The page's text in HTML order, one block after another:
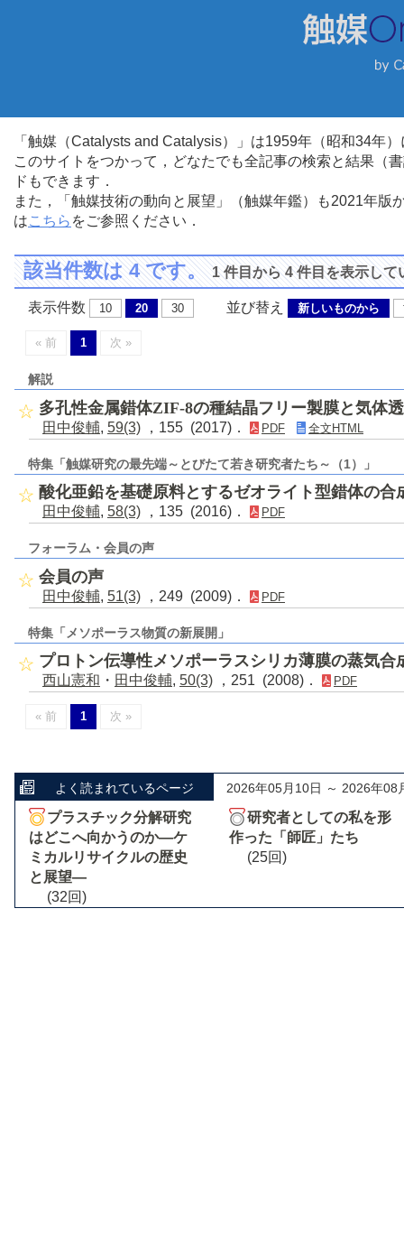
「触媒（Catalysts and Catalysis）」は1959年（昭和34年
このサイトをつかって，どなたでも全記事の検索と結果（
ドもできます．
また，「触媒技術の動向と展望」（触媒年鑑）も2021年
はこちら をご参照ください．
該当件数は 4 です。1 件目から 4 件目を表示して
表示件数 10 20 30 並び替え 新しいものから
« 前 1 次 »
解説
多孔性金属錯体ZIF-8の種結晶フリー製膜と気体
田中俊輔, 59(3) ，155 (2017)． PDF 全文HTML
特集「触媒研究の最先端～とびたて若き研究者たち～（1）」
酸化亜鉛を基礎原料とするゼオライト型錯体の合
田中俊輔, 58(3) ，135 (2016)． PDF
フォーラム・会員の声
会員の声
田中俊輔, 51(3) ，249 (2009)． PDF
特集「メソポーラス物質の新展開」
プロトン伝導性メソポーラスシリカ薄膜の蒸気合
西山憲和 ・ 田中俊輔, 50(3) ，251 (2008)． PDF
« 前 1 次 »
よく読まれているページ 2026年05月10日 ～ 2026年08
プラスチック分解研究
はどこへ向かうのか―ケ
ミカルリサイクルの歴史
と展望―
(32回)
研究者としての私を形
作った「師匠」たち
(25回)